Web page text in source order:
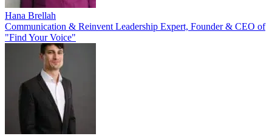
Hana Brellah
Communication & Reinvent Leadership Expert, Founder & CEO of
"Find Your Voice"